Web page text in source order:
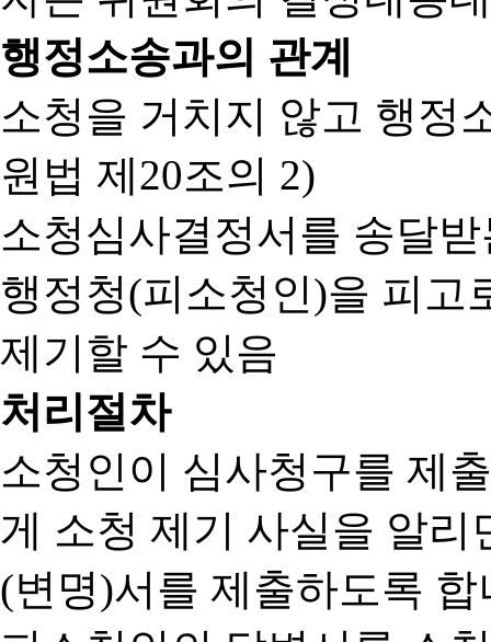
행정소송과의 관계
소청을 거치지 않고 행정
원법 제20조의 2)
소청심사결정서를 송달
행정청(피소청인)을 피고
제기할 수 있음
처리절차
소청인이 심사청구를 제
게 소청 제기 사실을 알
(변명)서를 제출하도록 합